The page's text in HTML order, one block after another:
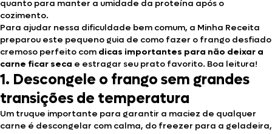
quanto para manter a umidade da proteína após o
cozimento.
Para ajudar nessa dificuldade bem comum, a Minha Receita
preparou este pequeno guia de como fazer o frango desfiado
cremoso perfeito com dicas importantes para não deixar a
carne ficar seca e estragar seu prato favorito. Boa leitura!
1. Descongele o frango sem grandes
transições de temperatura
Um truque importante para garantir a maciez de qualquer
carne é descongelar com calma, do freezer para a geladeira,